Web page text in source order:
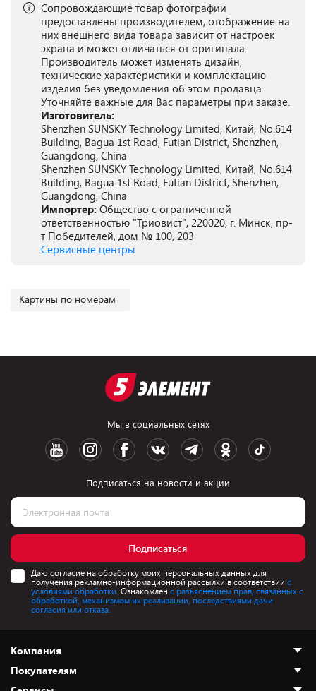
Сопровождающие товар фотографии
предоставлены производителем, отображение на
них внешнего вида товара зависит от настроек
экрана и может отличаться от оригинала.
Производитель может изменять дизайн,
технические характеристики и комплектацию
изделия без уведомления об этом продавца.
Уточняйте важные для Вас параметры при заказе.
Изготовитель:
Shenzhen SUNSKY Technology Limited, Китай, No.614
Building, Bagua 1st Road, Futian District, Shenzhen,
Guangdong, China
Shenzhen SUNSKY Technology Limited, Китай, No.614
Building, Bagua 1st Road, Futian District, Shenzhen,
Guangdong, China
Импортер: Общество с ограниченной
ответственностью "Триовист", 220020, г. Минск, пр-
т Победителей, дом № 100, 203
Сервисные центры
Картины по номерам
Мы в социальных сетях
Подписаться на новости и акции
Подписаться
Даю согласие на обработку моих персональных данных для
получения рекламно-информационной рассылки в соответствии с
условиями обработки. Ознакомлен с разъяснением прав, связанных с
обработкой, механизмом их реализации, последствиями дачи
согласия или отказа.
Компания
О нас
Покупателям